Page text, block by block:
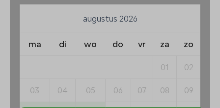
augustus 2026
ma di wo do vr za zo
01 02
03 04 05 06 07 08 09